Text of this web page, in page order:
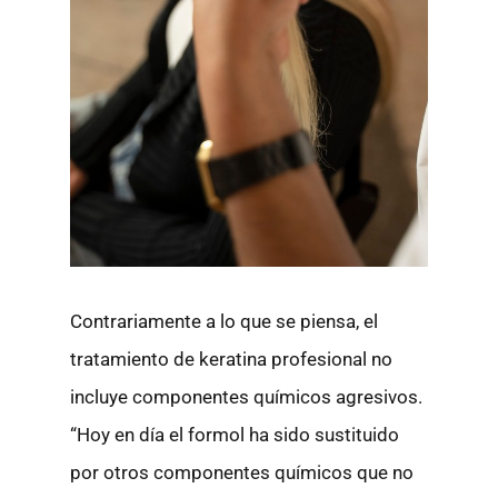
Contrariamente a lo que se piensa, el
tratamiento de keratina profesional no
incluye componentes químicos agresivos.
“Hoy en día el formol ha sido sustituido
por otros componentes químicos que no